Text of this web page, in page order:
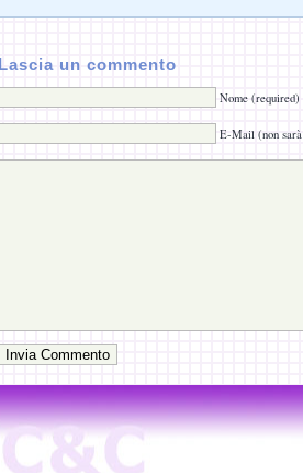
Lascia un commento
Nome (required)
E-Mail (non